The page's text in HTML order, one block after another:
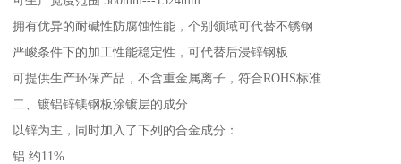
拥有优异的耐碱性防腐蚀性能，个别领域可代替不锈钢
严峻条件下的加工性能稳定性，可代替后浸锌钢板
可提供生产环保产品，不含重金属离子，符合ROHS标准
二、镀铝锌镁钢板涂镀层的成分
以锌为主，同时加入了下列的合金成分：
铝 约11%